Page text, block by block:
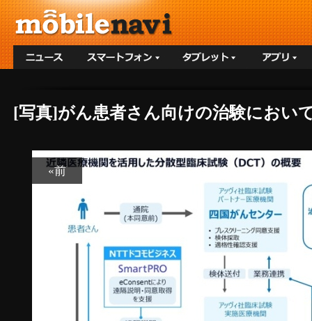
[写真]がん患者さん向けの治験におい
«前